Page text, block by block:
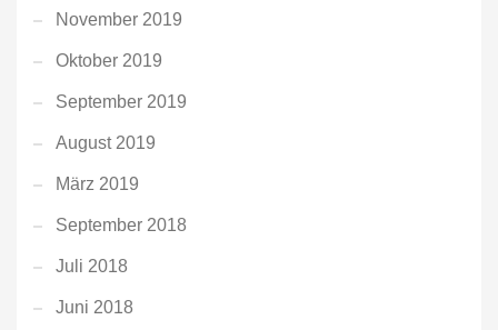
November 2019
Oktober 2019
September 2019
August 2019
März 2019
September 2018
Juli 2018
Juni 2018